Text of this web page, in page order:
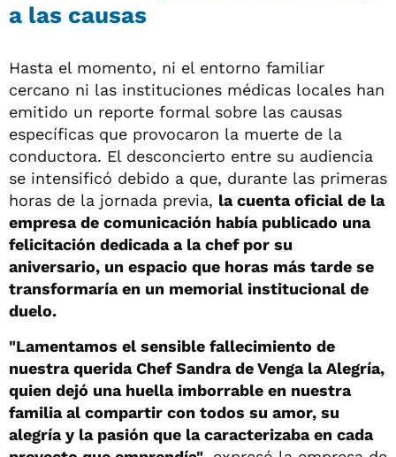
a las causas
Hasta el momento, ni el entorno familiar
cercano ni las instituciones médicas locales han
emitido un reporte formal sobre las causas
específicas que provocaron la muerte de la
conductora. El desconcierto entre su audiencia
se intensificó debido a que, durante las primeras
horas de la jornada previa, la cuenta oficial de la
empresa de comunicación había publicado una
felicitación dedicada a la chef por su
aniversario, un espacio que horas más tarde se
transformaría en un memorial institucional de
duelo.
"Lamentamos el sensible fallecimiento de
nuestra querida Chef Sandra de Venga la Alegría,
quien dejó una huella imborrable en nuestra
familia al compartir con todos su amor, su
alegría y la pasión que la caracterizaba en cada